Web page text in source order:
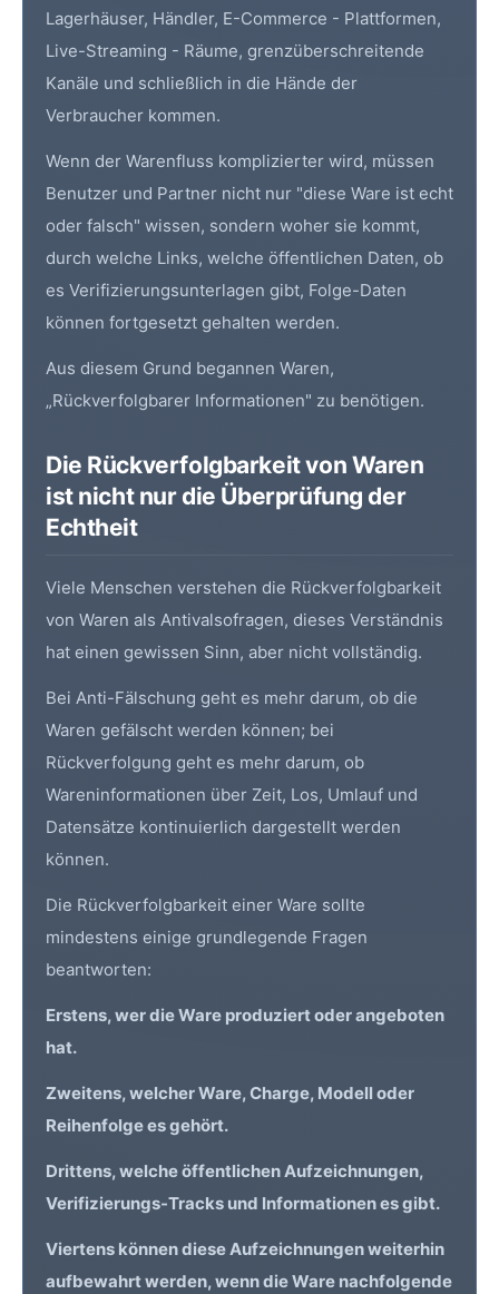
Lagerhäuser, Händler, E-Commerce - Plattformen,
Live-Streaming - Räume, grenzüberschreitende
Kanäle und schließlich in die Hände der
Verbraucher kommen.
Wenn der Warenfluss komplizierter wird, müssen
Benutzer und Partner nicht nur "diese Ware ist echt
oder falsch" wissen, sondern woher sie kommt,
durch welche Links, welche öffentlichen Daten, ob
es Verifizierungsunterlagen gibt, Folge-Daten
können fortgesetzt gehalten werden.
Aus diesem Grund begannen Waren,
„Rückverfolgbarer Informationen" zu benötigen.
Die Rückverfolgbarkeit von Waren
ist nicht nur die Überprüfung der
Echtheit
Viele Menschen verstehen die Rückverfolgbarkeit
von Waren als Antivalsofragen, dieses Verständnis
hat einen gewissen Sinn, aber nicht vollständig.
Bei Anti-Fälschung geht es mehr darum, ob die
Waren gefälscht werden können; bei
Rückverfolgung geht es mehr darum, ob
Wareninformationen über Zeit, Los, Umlauf und
Datensätze kontinuierlich dargestellt werden
können.
Die Rückverfolgbarkeit einer Ware sollte
mindestens einige grundlegende Fragen
beantworten:
Erstens, wer die Ware produziert oder angeboten
hat.
Zweitens, welcher Ware, Charge, Modell oder
Reihenfolge es gehört.
Drittens, welche öffentlichen Aufzeichnungen,
Verifizierungs-Tracks und Informationen es gibt.
Viertens können diese Aufzeichnungen weiterhin
aufbewahrt werden, wenn die Ware nachfolgende